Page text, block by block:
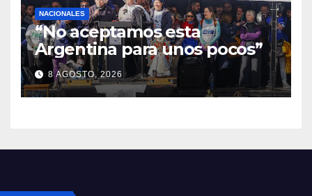
NACIONALES
“No aceptamos esta
Argentina para unos pocos”
8 AGOSTO, 2026